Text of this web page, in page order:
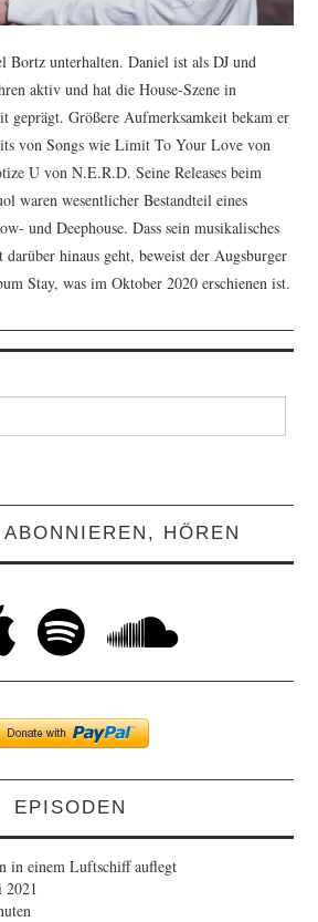
Bortz unterhalten. Daniel ist als DJ und
aktiv und hat die House-Szene in
geprägt. Größere Aufmerksamkeit bekam er
von Songs wie Limit To Your Love von
U von N.E.R.D. Seine Releases beim
waren wesentlicher Bestandteil eines
und Deephouse. Dass sein musikalisches
hinaus geht, beweist der Augsburger
Stay, was im Oktober 2020 erschienen ist.
HÖREN
EPISODEN
in einem Luftschiff auflegt
2021